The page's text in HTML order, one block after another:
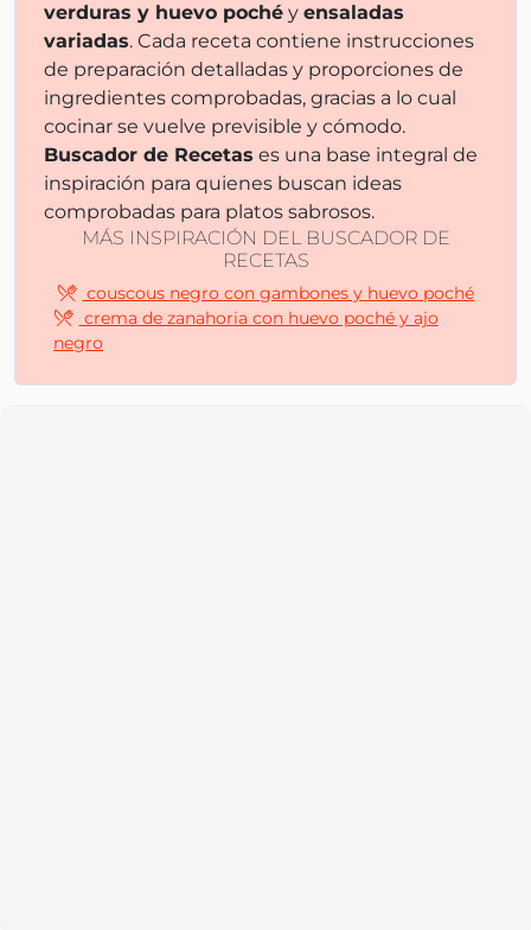
verduras y huevo poché y ensaladas
variadas. Cada receta contiene instrucciones
de preparación detalladas y proporciones de
ingredientes comprobadas, gracias a lo cual
cocinar se vuelve previsible y cómodo.
Buscador de Recetas es una base integral de
inspiración para quienes buscan ideas
comprobadas para platos sabrosos.
MÁS INSPIRACIÓN DEL BUSCADOR DE
RECETAS
couscous negro con gambones y huevo poché
crema de zanahoria con huevo poché y ajo
negro